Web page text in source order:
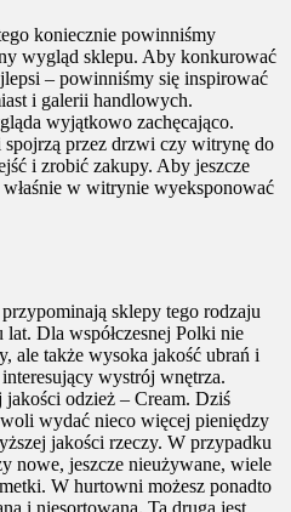
koniecznie powinniśmy
wygląd sklepu. Aby konkurować
– powinniśmy się inspirować
i galerii handlowych.
wyjątkowo zachęcająco.
przez drzwi czy witrynę do
i zrobić zakupy. Aby jeszcze
w witrynie wyeksponować
sklepy tego rodzaju
Dla współczesnej Polki nie
ale także wysoka jakość ubrań i
wystrój wnętrza.
odzież – Cream. Dziś
wydać nieco więcej pieniędzy
jakości rzeczy. W przypadku
nowe, jeszcze nieużywane, wiele
W hurtowni możesz ponadto